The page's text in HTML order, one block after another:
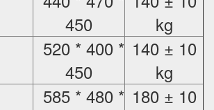
450
kg
520 * 400 *
450
140 ± 10
kg
585 * 480 * 180 ± 10